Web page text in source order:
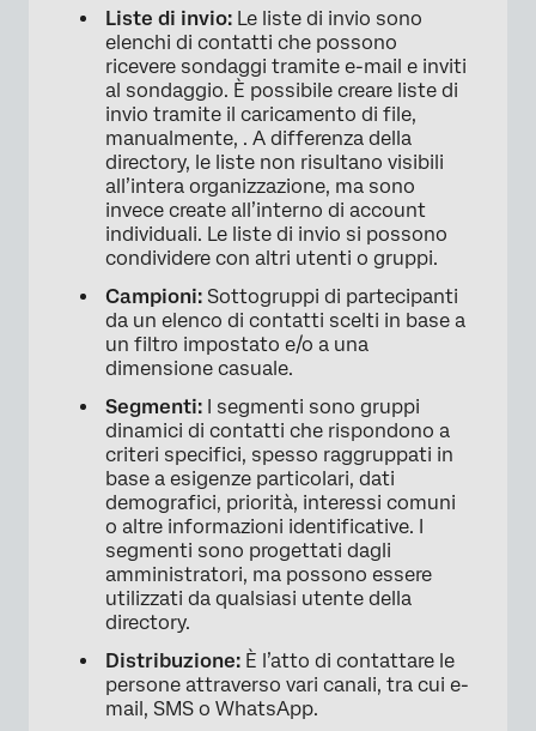
Liste di invio: Le liste di invio sono
elenchi di contatti che possono
ricevere sondaggi tramite e-mail e inviti
al sondaggio. È possibile creare liste di
invio tramite il caricamento di file,
manualmente, . A differenza della
directory, le liste non risultano visibili
all’intera organizzazione, ma sono
invece create all’interno di account
individuali. Le liste di invio si possono
condividere con altri utenti o gruppi.
Campioni: Sottogruppi di partecipanti
da un elenco di contatti scelti in base a
un filtro impostato e/o a una
dimensione casuale.
Segmenti: I segmenti sono gruppi
dinamici di contatti che rispondono a
criteri specifici, spesso raggruppati in
base a esigenze particolari, dati
demografici, priorità, interessi comuni
o altre informazioni identificative. I
segmenti sono progettati dagli
amministratori, ma possono essere
utilizzati da qualsiasi utente della
directory.
Distribuzione: È l’atto di contattare le
persone attraverso vari canali, tra cui e-
mail, SMS o WhatsApp.